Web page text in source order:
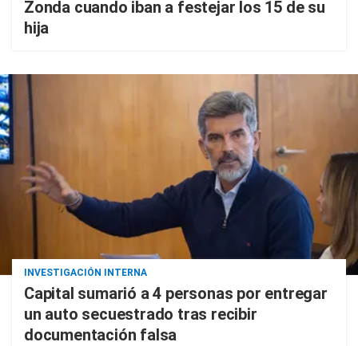
Zonda cuando iban a festejar los 15 de su
hija
INVESTIGACIÓN INTERNA
Capital sumarió a 4 personas por entregar
un auto secuestrado tras recibir
documentación falsa